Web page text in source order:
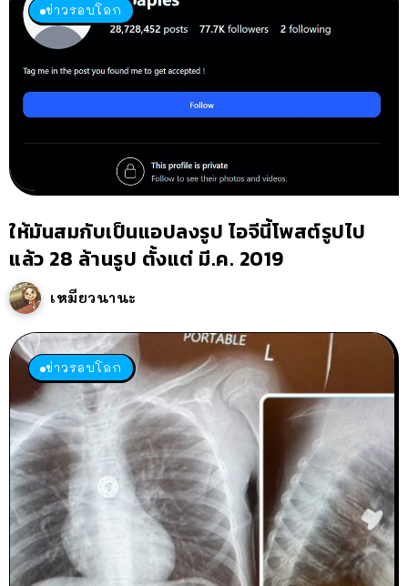
ข่าวรอบโลก
ให้มันสมกับเป็นแอปลงรูป ไอจีนี้โพสต์รูปไป
แล้ว 28 ล้านรูป ตั้งแต่ มี.ค. 2019
เหมียวนานะ
ข่าวรอบโลก